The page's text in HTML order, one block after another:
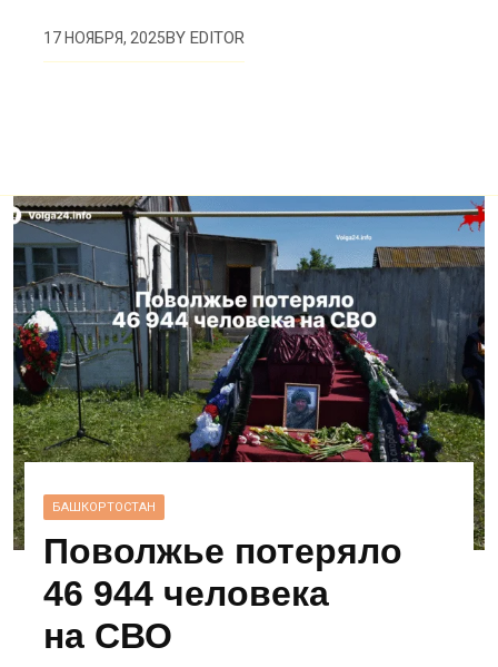
17 НОЯБРЯ, 2025BYEDITOR
БАШКОРТОСТАН
Поволжье потеряло
46 944 человека
на СВО